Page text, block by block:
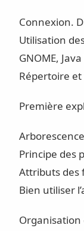
Connexion.
Utilisation
GNOME,
Répertoire
Première
Principe des
Attributs des
Bien utiliser
Organisation